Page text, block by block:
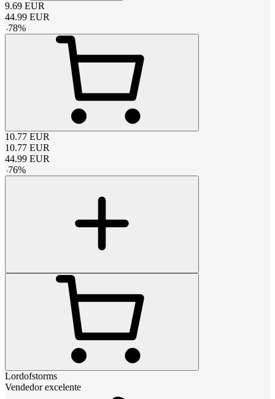
9.69 EUR
44.99 EUR
-78%
10.77 EUR
10.77 EUR
44.99 EUR
-76%
Lordofstorms
Vendedor excelente